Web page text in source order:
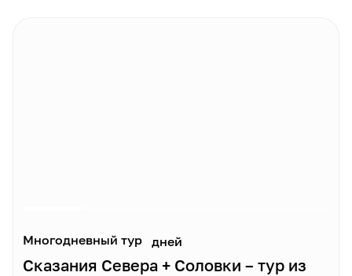
Многодневный тур дней
Сказания Севера + Соловки – тур из